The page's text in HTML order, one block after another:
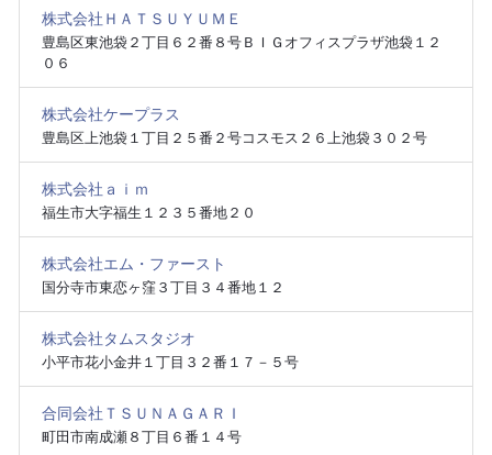
株式会社ＨＡＴＳＵＹＵＭＥ
豊島区東池袋２丁目６２番８号ＢＩＧオフィスプラザ池袋１２
０６
株式会社ケープラス
豊島区上池袋１丁目２５番２号コスモス２６上池袋３０２号
株式会社ａｉｍ
福生市大字福生１２３５番地２０
株式会社エム・ファースト
国分寺市東恋ヶ窪３丁目３４番地１２
株式会社タムスタジオ
小平市花小金井１丁目３２番１７－５号
合同会社ＴＳＵＮＡＧＡＲＩ
町田市南成瀬８丁目６番１４号